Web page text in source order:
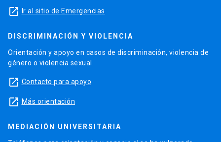
launch Ir al sitio de Emergencias
DISCRIMINACIÓN Y VIOLENCIA
Orientación y apoyo en casos de discriminación, violencia de
género o violencia sexual.
launch Contacto para apoyo
launch Más orientación
MEDIACIÓN UNIVERSITARIA